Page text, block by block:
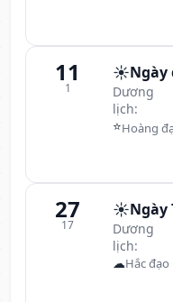
11
1
☀️Ngày
Dương
lịch:
⭐Hoàng
27
17
☀️
Dương
lịch:
☁Hắc đạo